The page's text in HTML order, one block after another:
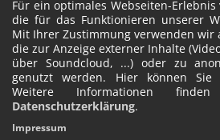
Für ein optimales Webseiten-
die für das Funktionieren unserer
Mit Ihrer Zustimmung verwenden wir
die zur Anzeige externer Inhalte
über Soundcloud, ...) oder zu
genutzt werden. Hier können Sie
Weitere Informationen
Datenschutzerklärung.
Impressum